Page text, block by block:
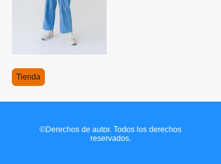
Tienda
©Derechos de autor. Todos los derechos
reservados.